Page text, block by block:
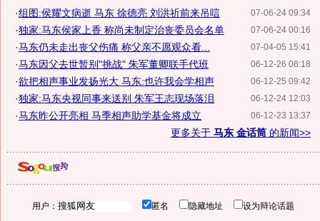
07-06-24 09:34
·组图:侯耀文病逝 马东 徐德亮 刘洪祈前来吊唁
07-06-24 00:16
·独家:马东侯家上香 称尚未制定治丧委员会名单
07-04-05 15:41
·马东仍未走出丧父伤痛 称父亲不愿观众看...
06-12-26 08:18
·马东因父去世暂别"挑战" 朱军董卿联手代班
06-12-25 09:42
·欲把相声事业发扬光大 马东:也许我会学相声
06-12-24 12:03
·独家:马东央视同事来送别 朱军王志现场落泪
06-12-23 13:37
·马东昨公开亮相 马季相声助学基金将成立
更多关于 马东 金话筒 的新闻>>
用户： 匿名 隐藏地址 设为辩论话题